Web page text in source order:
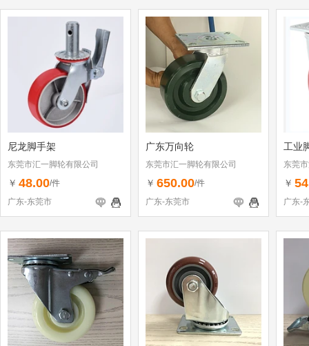
尼龙脚手架
东莞市汇一脚轮有限公司
￥ 48.00/件
广东-东莞市
广东万向轮
东莞市汇一脚轮有限公司
￥ 650.00/件
广东-东莞市
工业
东莞
￥
广东-